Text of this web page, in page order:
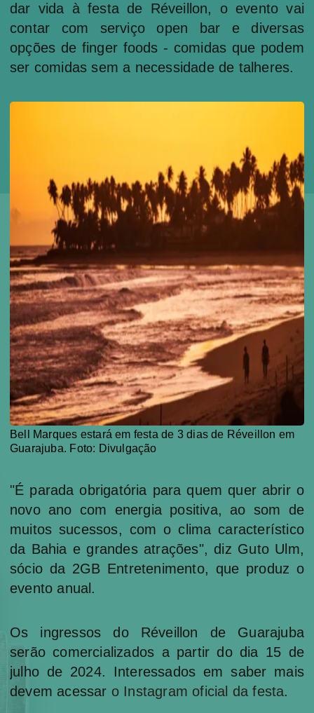
dar vida à festa de Réveillon, o evento vai
contar com serviço open bar e diversas
opções de finger foods - comidas que podem
ser comidas sem a necessidade de talheres.
Bell Marques estará em festa de 3 dias de Réveillon em
Guarajuba. Foto: Divulgação
"É parada obrigatória para quem quer abrir o
novo ano com energia positiva, ao som de
muitos sucessos, com o clima característico
da Bahia e grandes atrações", diz Guto Ulm,
sócio da 2GB Entretenimento, que produz o
evento anual.
Os ingressos do Réveillon de Guarajuba
serão comercializados a partir do dia 15 de
julho de 2024. Interessados em saber mais
devem acessar o Instagram oficial da festa.